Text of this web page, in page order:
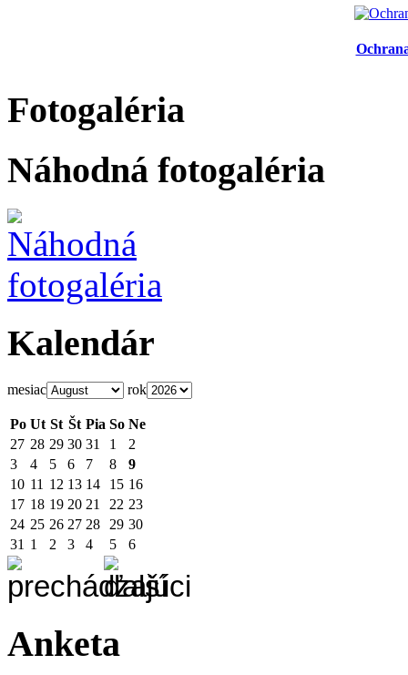
Fotogaléria
Náhodná fotogaléria
Kalendár
mesiac rok
Po Ut St Št Pia So Ne
27 28 29 30 31 1
2
3
4 5 6 7 8
9
10 11 12 13 14 15 16
17 18 19 20 21 22 23
24 25 26 27 28 29 30
31 1 2 3 4 5 6
Anketa